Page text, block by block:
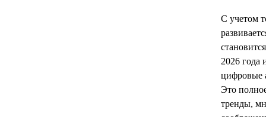
С учетом
2026 года
цифровые
Это
тренды,